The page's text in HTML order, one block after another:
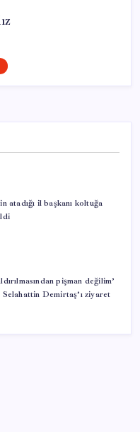
atadığı il başkanı koltuğa
pişman değilim’
Demirtaş’ı ziyaret